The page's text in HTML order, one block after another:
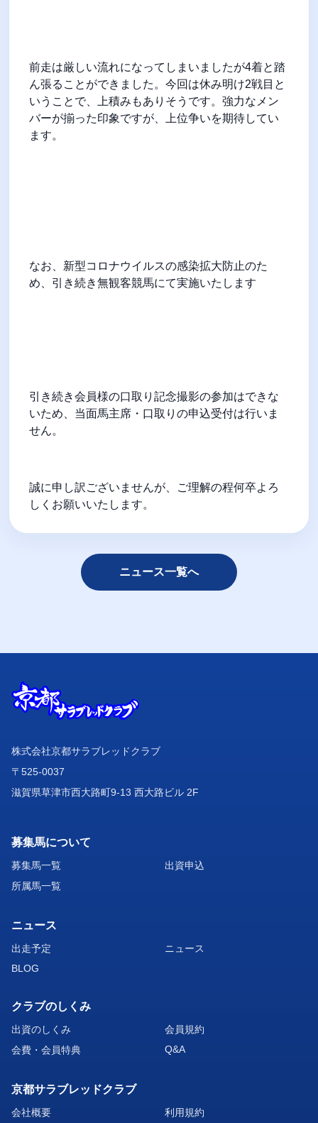
前走は厳しい流れになってしまいましたが4着と踏
ん張ることができました。今回は休み明け2戦目と
いうことで、上積みもありそうです。強力なメン
バーが揃った印象ですが、上位争いを期待してい
ます。
なお、新型コロナウイルスの感染拡大防止のた
め、引き続き無観客競馬にて実施いたします
引き続き会員様の口取り記念撮影の参加はできな
いため、当面馬主席・口取りの申込受付は行いま
せん。
誠に申し訳ございませんが、ご理解の程何卒よろ
しくお願いいたします。
ニュース一覧へ
株式会社京都サラブレッドクラブ
〒525-0037
滋賀県草津市西大路町9-13 西大路ビル 2F
募集馬について
募集馬一覧
出資申込
所属馬一覧
ニュース
出走予定
ニュース
BLOG
クラブのしくみ
出資のしくみ
会員規約
会費・会員特典
Q&A
京都サラブレッドクラブ
会社概要 利用規約